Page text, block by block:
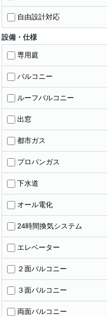
自由設計対応
設備・仕様
専用庭
バルコニー
ルーフバルコニー
出窓
都市ガス
プロパンガス
下水道
オール電化
24時間換気システム
エレベーター
２面バルコニー
３面バルコニー
両面バルコニー